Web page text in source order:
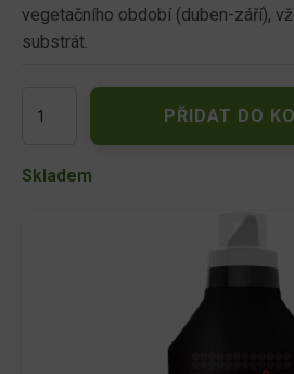
vegetačního období (duben-září),
substrát.
PREMIUM
květinové
PŘIDAT DO
Skladem